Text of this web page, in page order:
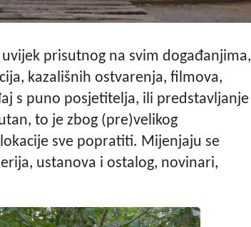
prisutnog na svim događanjima,
kazališnih ostvarenja, filmova,
s puno posjetitelja, ili predstavljanje
to je zbog (pre)velikog
sve popratiti. Mijenjaju se
ustanova i ostalog, novinari,